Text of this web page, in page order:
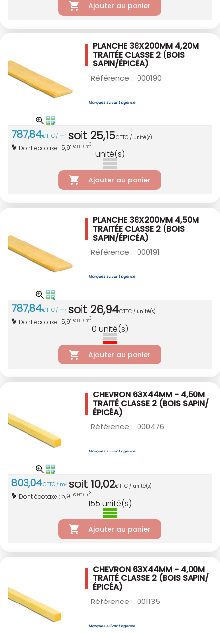
Ajouter au panier
PLANCHE 38X200MM 4,20M
TRAITÉE CLASSE 2 (BOIS
SAPIN/ÉPICÉA)
Référence : 000190
787,84€TTC / m3 soit 25,15€TTC / unité(s)
Dont écotaxe : 5,91 € HT / m3
unité(s)
Ajouter au panier
PLANCHE 38X200MM 4,50M
TRAITÉE CLASSE 2 (BOIS
SAPIN/ÉPICÉA)
Référence : 000191
787,84€TTC / m3 soit 26,94€TTC / unité(s)
Dont écotaxe : 5,91 € HT / m3
0 unité(s)
Ajouter au panier
CHEVRON 63X44MM - 4,50M
TRAITÉ CLASSE 2 (BOIS SAPIN/
ÉPICÉA)
Référence : 000476
803,04€TTC / m3 soit10,02€TTC / unité(s)
Dont écotaxe : 5,91 € HT / m3
155 unité(s)
Ajouter au panier
CHEVRON 63X44MM - 4,00M
TRAITÉ CLASSE 2 (BOIS SAPIN/
ÉPICÉA)
Référence : 001135